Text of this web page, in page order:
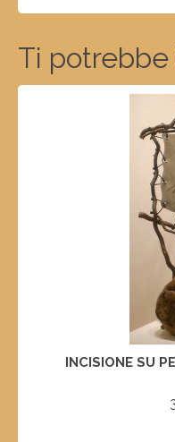
Ti potrebbe
INCISIONE SU